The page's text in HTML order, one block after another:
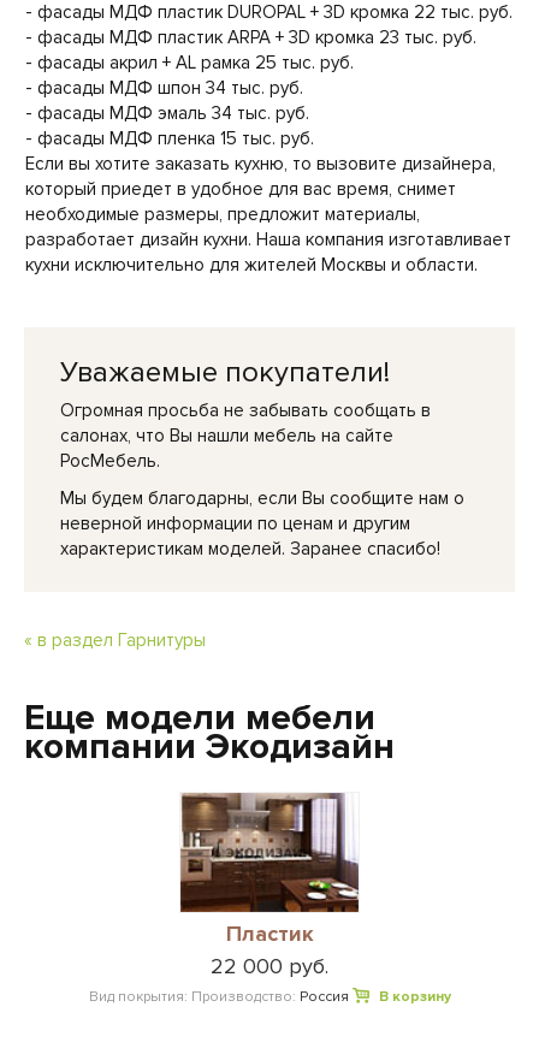
- фасады МДФ пластик DUROPAL + 3D кромка 22 тыс. руб.
- фасады МДФ пластик ARPA + 3D кромка 23 тыс. руб.
- фасады акрил + AL рамка 25 тыс. руб.
- фасады МДФ шпон 34 тыс. руб.
- фасады МДФ эмаль 34 тыс. руб.
- фасады МДФ пленка 15 тыс. руб.
Если вы хотите заказать кухню, то вызовите дизайнера,
который приедет в удобное для вас время, снимет
необходимые размеры, предложит материалы,
разработает дизайн кухни. Наша компания изготавливает
кухни исключительно для жителей Москвы и области.
Уважаемые покупатели!
Огромная просьба не забывать сообщать в
салонах, что Вы нашли мебель на сайте
РосМебель.
Мы будем благодарны, если Вы сообщите нам о
неверной информации по ценам и другим
характеристикам моделей. Заранее спасибо!
« в раздел Гарнитуры
Еще модели мебели
компании Экодизайн
Пластик
22 000 руб.
Вид покрытия: Производство: Россия В корзину